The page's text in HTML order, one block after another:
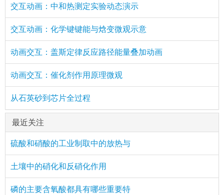
交互动画：中和热测定实验动态演示
交互动画：化学键键能与焓变微观示意
动画交互：盖斯定律反应路径能量叠加动画
动画交互：催化剂作用原理微观
从石英砂到芯片全过程
最近关注
硫酸和硝酸的工业制取中的放热与
土壤中的硝化和反硝化作用
磷的主要含氧酸都具有哪些重要特